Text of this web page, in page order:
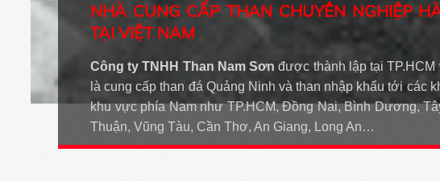
NHÀ CUNG CẤP THAN CHUYÊN NGHIỆP
TẠI VIỆT NAM
Công ty TNHH Than Nam Sơnđược thành lập tại TP.HCM
là cung cấp than đá Quảng Ninh và than nhập khẩu tới các
khu vực phía Nam như TP.HCM, Đồng Nai, Bình Dương,
Thuận, Vũng Tàu, Cần Thơ, An Giang, Long An…